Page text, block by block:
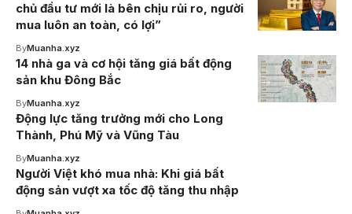
chủ đầu tư mới là bên chịu rủi ro, người
mua luôn an toàn, có lợi”
ByMuanha.xyz
14 nhà ga và cơ hội tăng giá bất động
sản khu Đông Bắc
ByMuanha.xyz
Động lực tăng trưởng mới cho Long
Thành, Phú Mỹ và Vũng Tàu
ByMuanha.xyz
Người Việt khó mua nhà: Khi giá bất
động sản vượt xa tốc độ tăng thu nhập